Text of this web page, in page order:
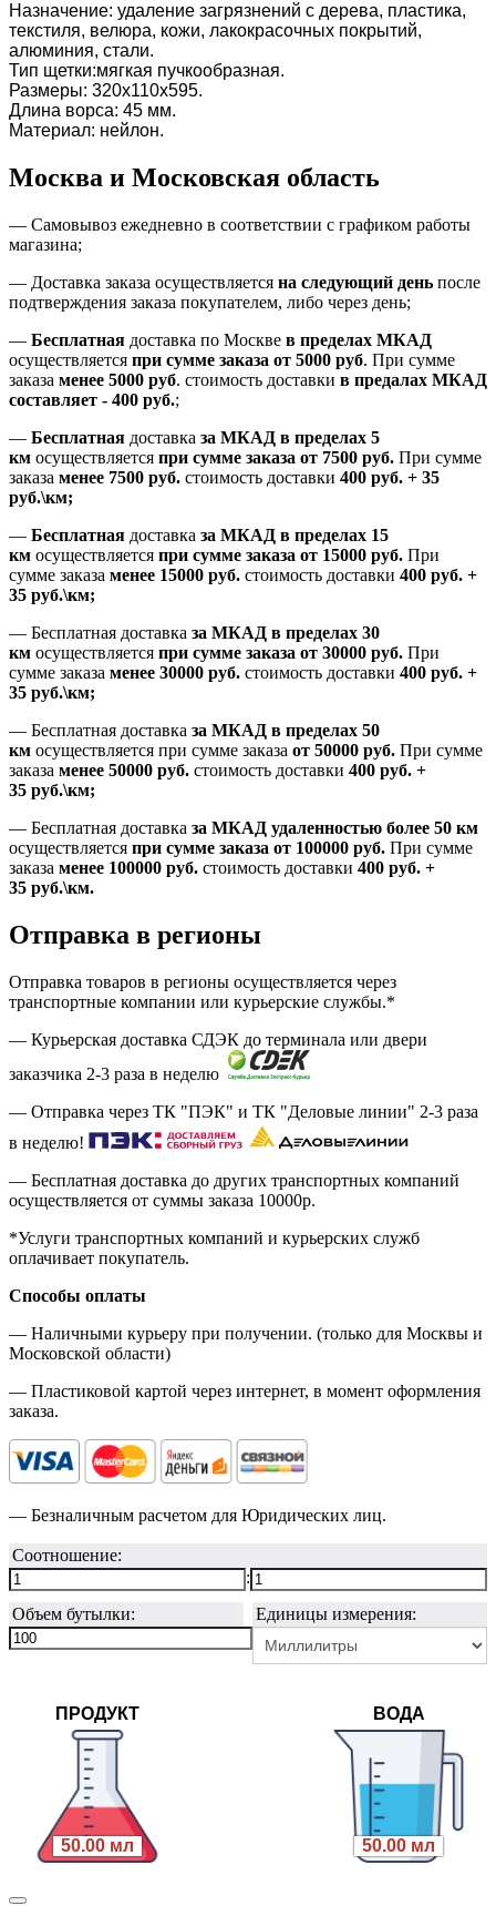
Назначение: удаление загрязнений с дерева, пластика,
текстиля, велюра, кожи, лакокрасочных покрытий,
алюминия, стали.
Тип щетки:мягкая пучкообразная.
Размеры: 320x110x595.
Длина ворса: 45 мм.
Материал: нейлон.
Москва и Московская область
— Самовывоз ежедневно в соответствии с графиком работы
магазина;
— Доставка заказа осуществляется на следующий день после
подтверждения заказа покупателем, либо через день;
— Бесплатная доставка по Москве в пределах МКАД
осуществляется при сумме заказа от 5000 руб. При сумме
заказа менее 5000 руб. стоимость доставки в предалах МКАД
составляет - 400 руб.;
— Бесплатная доставка за МКАД в пределах 5
км осуществляется при сумме заказа от 7500 руб. При сумме
заказа менее 7500 руб. стоимость доставки 400 руб. + 35
руб.\км;
— Бесплатная доставка за МКАД в пределах 15
км осуществляется при сумме заказа от 15000 руб. При
сумме заказа менее 15000 руб. стоимость доставки 400 руб. +
35 руб.\км;
— Бесплатная доставка за МКАД в пределах 30
км осуществляется при сумме заказа от 30000 руб. При
сумме заказа менее 30000 руб. стоимость доставки 400 руб. +
35 руб.\км;
— Бесплатная доставка за МКАД в пределах 50
км осуществляется при сумме заказа от 50000 руб. При сумме
заказа менее 50000 руб. стоимость доставки 400 руб. +
35 руб.\км;
— Бесплатная доставка за МКАД удаленностью более 50 км
осуществляется при сумме заказа от 100000 руб. При сумме
заказа менее 100000 руб. стоимость доставки 400 руб. +
35 руб.\км.
Отправка в регионы
Отправка товаров в регионы осуществляется через
транспортные компании или курьерские службы.*
— Курьерская доставка СДЭК до терминала или двери
заказчика 2-3 раза в неделю
— Отправка через ТК "ПЭК" и ТК "Деловые линии" 2-3 раза
в неделю!
— Бесплатная доставка до других транспортных компаний
осуществляется от суммы заказа 10000р.
*Услуги транспортных компаний и курьерских служб
оплачивает покупатель.
Способы оплаты
— Наличными курьеру при получении. (только для Москвы и
Московской области)
— Пластиковой картой через интернет, в момент оформления
заказа.
— Безналичным расчетом для Юридических лиц.
Соотношение:
:
Объем бутылки:
Единицы измерения:
ПРОДУКТ
50.00 мл
ВОДА
50.00 мл